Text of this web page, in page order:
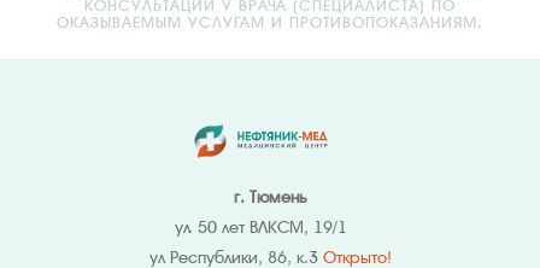
КОНСУЛЬТАЦИИ У ВРАЧА (СПЕЦИАЛИСТА) ПО
ОКАЗЫВАЕМЫМ УСЛУГАМ И ПРОТИВОПОКАЗАНИЯМ.
г. Тюмень
ул. 50 лет ВЛКСМ, 19/1
ул Республики, 86, к.3 Открыто!